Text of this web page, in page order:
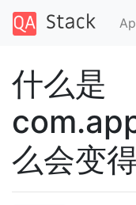
什么是
么会变